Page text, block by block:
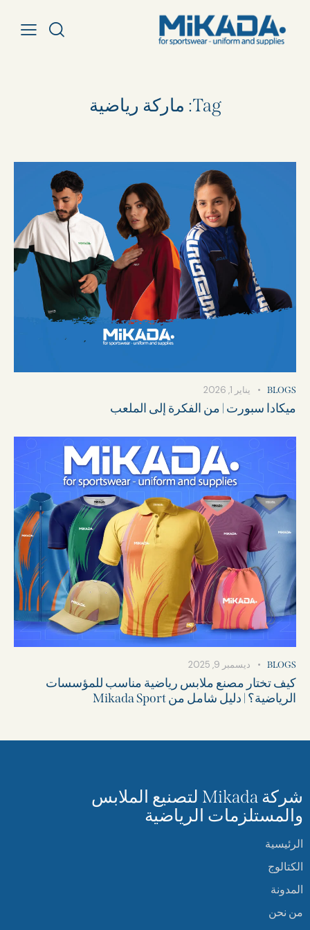
Tag: ماركة رياضية
BLOGS يناير 1, 2026
ميكادا سبورت | من الفكرة إلى الملعب
BLOGS ديسمبر 9, 2025
كيف تختار مصنع ملابس رياضية مناسب للمؤسسات
الرياضية؟ | دليل شامل من Mikada Sport
شركة Mikada لتصنيع الملابس
والمستلزمات الرياضية
الرئيسية
الكتالوج
المدونة
من نحن